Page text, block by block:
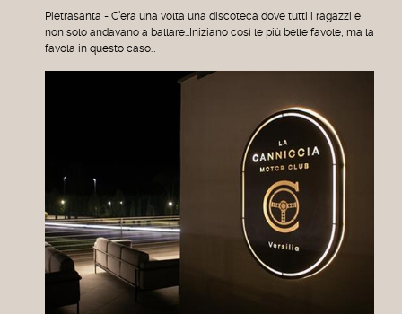
Pietrasanta - C’era una volta una discoteca dove tutti i ragazzi e
non solo andavano a ballare…Iniziano così le più belle favole, ma la
favola in questo caso…